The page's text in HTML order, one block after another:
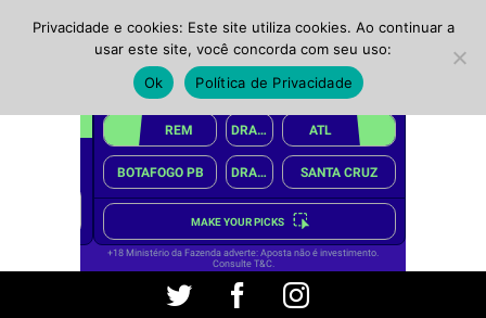
Twitter FacebookInstagram
Privacidade e cookies: Este site utiliza cookies. Ao continuar a
usar este site, você concorda com seu uso:
Ok
Política de Privacidade